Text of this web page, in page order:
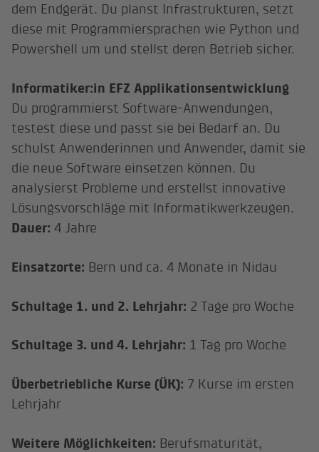
dem Endgerät. Du planst Infrastrukturen, setzt
diese mit Programmiersprachen wie Python und
Powershell um und stellst deren Betrieb sicher.
Informatiker:in EFZ Applikationsentwicklung
Du programmierst Software-Anwendungen,
testest diese und passt sie bei Bedarf an. Du
schulst Anwenderinnen und Anwender, damit sie
die neue Software einsetzen können. Du
analysierst Probleme und erstellst innovative
Lösungsvorschläge mit Informatikwerkzeugen.
Dauer:4 Jahre
Einsatzorte: Bern und ca. 4 Monate in Nidau
Schultage 1. und 2. Lehrjahr: 2 Tage pro Woche
Schultage 3. und 4. Lehrjahr: 1 Tag pro Woche
Überbetriebliche Kurse (ÜK): 7 Kurse im ersten
Lehrjahr
Weitere Möglichkeiten: Berufsmaturität,